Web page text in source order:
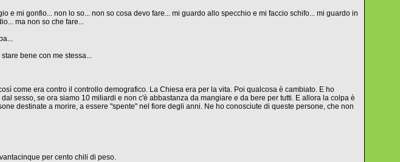
e mi gonfio... non lo so... non so cosa devo fare... mi guardo allo specchio e mi faccio schifo... mi guardo in
ma non so che fare...
bene con me stessa...
come era contro il controllo demografico. La Chiesa era per la vita. Poi qualcosa è cambiato. E ho
sesso, se ora siamo 10 miliardi e non c'è abbastanza da mangiare e da bere per tutti. E allora la colpa è
destinate a morire, a essere "spente" nel fiore degli anni. Ne ho conosciute di queste persone, che non
per cento chili di peso.